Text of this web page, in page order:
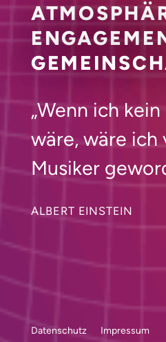
„Wenn ich
wäre, wäre ich
Musiker
ALBERT EINSTEIN
Datenschutz Impressum